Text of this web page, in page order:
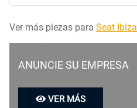
Ver más piezas para Seat Ibiza
ANUNCIE SU EMPRESA
VER MÁS